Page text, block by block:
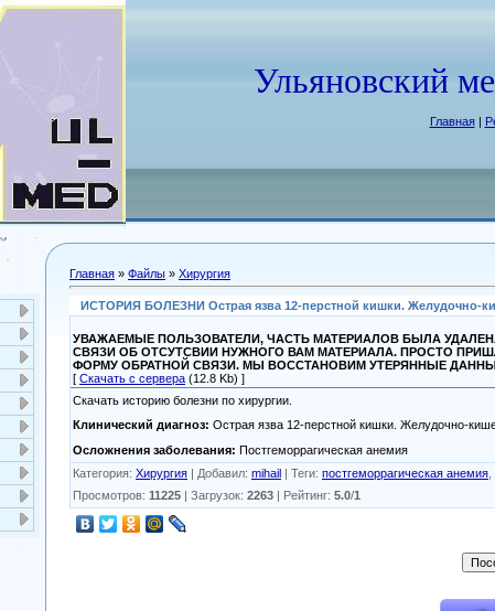
Ульяновский
Главная|
Главная » Файлы » Хирургия
ИСТОРИЯ БОЛЕЗНИ Острая язва 12-перстной кишки. Желудочно-
УВАЖАЕМЫЕ ПОЛЬЗОВАТЕЛИ, ЧАСТЬ МАТЕРИАЛОВ БЫЛА
СВЯЗИ ОБ ОТСУТСВИИ НУЖНОГО ВАМ МАТЕРИАЛА. ПРОСТО
ФОРМУ ОБРАТНОЙ СВЯЗИ. МЫ ВОССТАНОВИМ УТЕРЯННЫЕ
[ Скачать с сервера (12.8 Kb) ]
Скачать историю болезни по хирургии.
Клинический диагноз: Острая язва 12-перстной кишки. Желудочно-
Осложнения заболевания: Постгеморрагическая анемия
Категория: Хирургия | Добавил: mihail | Теги: постгеморрагическая анемия
Просмотров: 11225 | Загрузок: 2263 | Рейтинг: 5.0/1